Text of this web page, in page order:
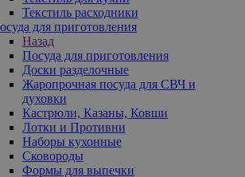
Текстиль расходники
для приготовления
Назад
Посуда для приготовления
Доски разделочные
Жаропрочная посуда для СВЧ и
духовки
Кастрюли, Казаны, Ковши
Лотки и Противни
Наборы кухонные
Сковороды
Формы для выпечки